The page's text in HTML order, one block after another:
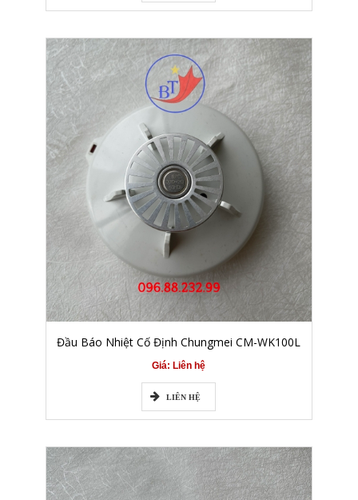
Đầu Báo Nhiệt Cố Định Chungmei CM-WK100L
Giá: Liên hệ
LIÊN HỆ